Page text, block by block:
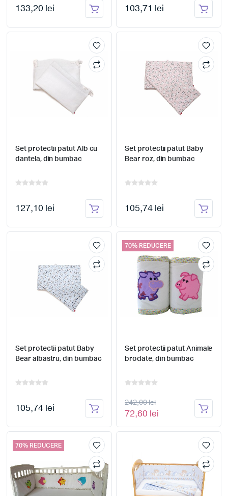
133,20 lei 103,71 lei
Set protectii patut Alb cu
dantela, din bumbac
127,10 lei
Set protectii patut Baby
Bear roz, din bumbac
105,74 lei
Set protectii patut Baby
Bear albastru, din bumbac
105,74 lei
70% REDUCERE
Set protectii patut Animale
brodate, din bumbac
242,00 lei
72,60 lei
70% REDUCERE